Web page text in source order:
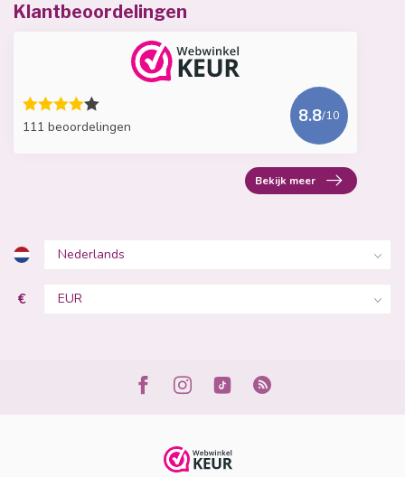
Klantbeoordelingen
111 beoordelingen
8.8/10
Bekijk meer
€